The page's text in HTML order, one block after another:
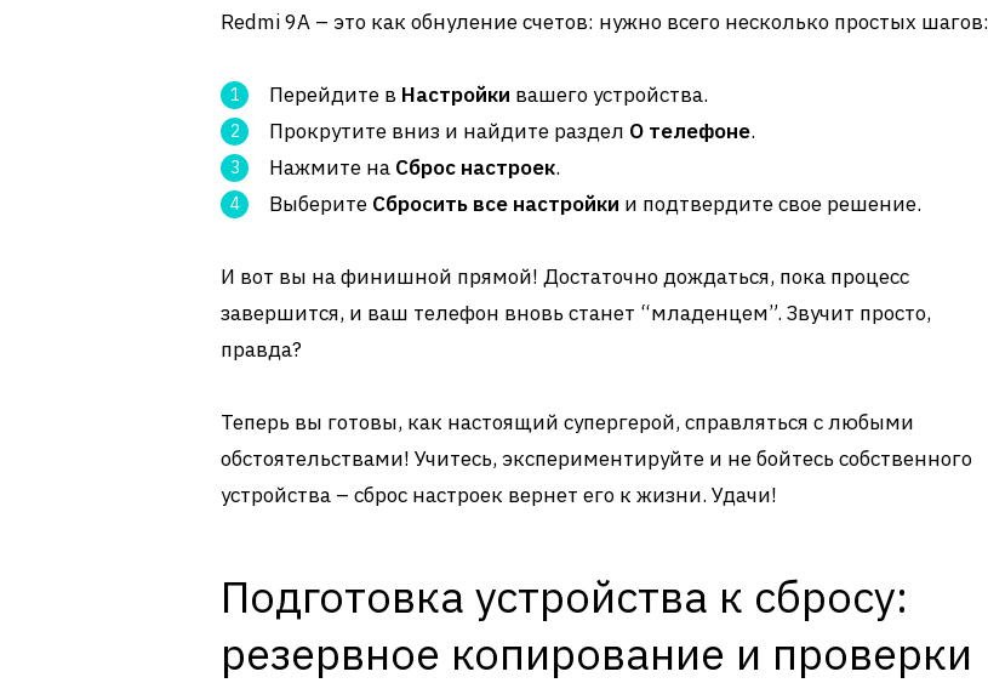
Redmi 9A – это как обнуление счетов: нужно всего несколько простых шагов:
Перейдите в Настройки вашего устройства.
Прокрутите вниз и найдите раздел О телефоне.
Нажмите на Сброс настроек.
Выберите Сбросить все настройки и подтвердите свое решение.
И вот вы на финишной прямой! Достаточно дождаться, пока процесс
завершится, и ваш телефон вновь станет “младенцем”. Звучит просто,
правда?
Теперь вы готовы, как настоящий супергерой, справляться с любыми
обстоятельствами! Учитесь, экспериментируйте и не бойтесь собственного
устройства – сброс настроек вернет его к жизни. Удачи!
Подготовка устройства к сбросу:
резервное копирование и проверки